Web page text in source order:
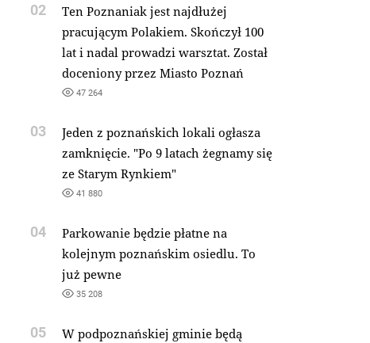
02
Ten Poznaniak jest najdłużej
pracującym Polakiem. Skończył 100
lat i nadal prowadzi warsztat. Został
doceniony przez Miasto Poznań
47 264
03
Jeden z poznańskich lokali ogłasza
zamknięcie. "Po 9 latach żegnamy się
ze Starym Rynkiem"
41 880
04
Parkowanie będzie płatne na
kolejnym poznańskim osiedlu. To
już pewne
35 208
05
W podpoznańskiej gminie będą